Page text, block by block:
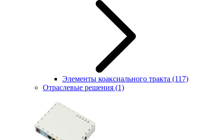
Элементы коаксиального тракта (117)
Отраслевые решения (1)